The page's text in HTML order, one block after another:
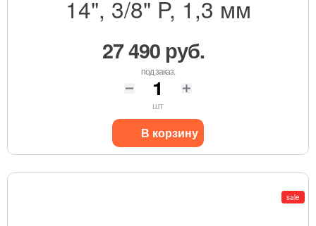
14", 3/8" P, 1,3 мм
27 490 руб.
под заказ.
шт
В корзину
sale